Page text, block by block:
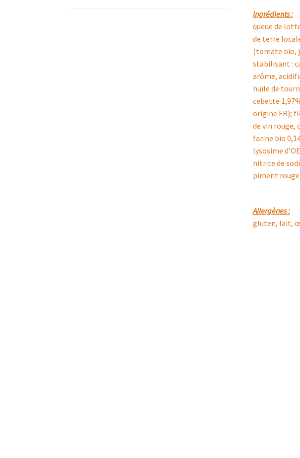
Ingrédients :
queue de
de terre
(tomate bio,
stabilisant :
arôme,
huile de
cebette
origine FR);
de vin rouge,
farine bio
lysosime
nitrite de
piment
Allergènes :
gluten, lait,